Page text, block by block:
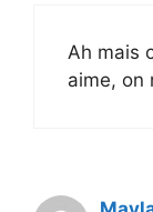
Ah mais
aime, on